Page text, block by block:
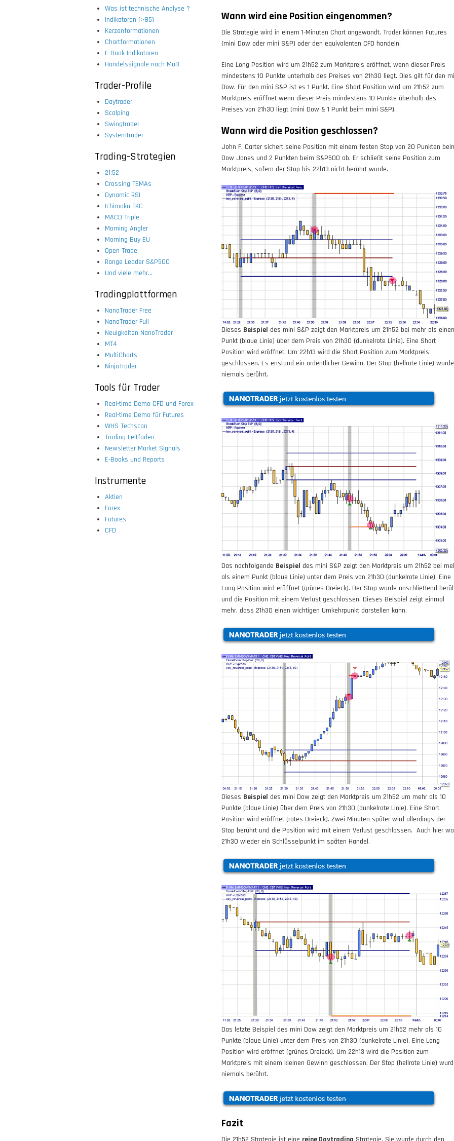
Was ist technische Analyse ?
Indikatoren (>85)
Kerzenformationen
Chartformationen
E-Book Indikatoren
Handelssignale nach Maß
Trader-Profile
Daytrader
Scalping
Swingtrader
Systemtrader
Trading-Strategien
21:52
Crossing TEMAs
Dynamic RSI
Ichimoku TKC
MACD Triple
Morning Angler
Morning Buy EU
Open Trade
Range Leader S&P500
Und viele mehr...
Tradingplattformen
NanoTrader Free
NanoTrader Full
Neuigkeiten NanoTrader
MT4
MultiCharts
NinjaTrader
Tools für Trader
Real-time Demo CFD und Forex
Real-time Demo für Futures
WHS Techscan
Trading Leitfaden
Newsletter Market Signals
E-Books und Reports
Instrumente
Aktien
Forex
Futures
CFD
Wann wird eine Position eingenommen?
Die Strategie wird in einem 1-Minuten Chart angewandt. Trader können Futures
(mini Dow oder mini S&P) oder den equivalenten CFD handeln.
Eine Long Position wird um 21h52 zum Marktpreis eröffnet, wenn dieser Preis
mindestens 10 Punkte unterhalb des Preises von 21h30 liegt. Dies gilt für den
Dow. Für den mini S&P ist es 1 Punkt. Eine Short Position wird um 21h52 zum
Marktpreis eröffnet wenn dieser Preis mindestens 10 Punkte überhalb des
Preises von 21h30 liegt (mini Dow & 1 Punkt beim mini S&P).
Wann wird die Position geschlossen?
John F. Carter sichert seine Position mit einem festen Stop von 20 Punkten
Dow Jones und 2 Punkten beim S&P500 ab. Er schließt seine Position zum
Marktpreis, sofern der Stop bis 22h13 nicht berührt wurde.
Dieses Beispiel des mini S&P zeigt den Marktpreis um 21h52 bei mehr als
Punkt (blaue Linie) über dem Preis von 21h30 (dunkelrote Linie). Eine Short
Position wird eröffnet. Um 22h13 wird die Short Position zum Marktpreis
geschlossen. Es enstand ein ordentlicher Gewinn. Der Stop (hellrote Linie) wurde
niemals berührt.
Das nachfolgende Beispiel des mini S&P zeigt den Marktpreis um 21h52 bei
als einem Punkt (blaue Linie) unter dem Preis von 21h30 (dunkelrote Linie). Eine
Long Position wird eröffnet (grünes Dreieck). Der Stop wurde anschließend
und die Position mit einem Verlust geschlossen. Dieses Beispiel zeigt einmal
mehr, dass 21h30 einen wichtigen Umkehrpunkt darstellen kann.
Dieses Beispiel des mini Dow zeigt den Marktpreis um 21h52 um mehr als 10
Punkte (blaue Linie) über dem Preis von 21h30 (dunkelrote Linie). Eine Short
Position wird eröffnet (rotes Dreieck). Zwei Minuten später wird allerdings der
Stop berührt und die Position wird mit einem Verlust geschlossen. Auch hier
21h30 wieder ein Schlüsselpunkt im späten Handel.
Das letzte Beispiel des mini Dow zeigt den Marktpreis um 21h52 mehr als 10
Punkte (blaue Linie) unter dem Preis von 21h30 (dunkelrote Linie). Eine Long
Position wird eröffnet (grünes Dreieck). Um 22h13 wird die Position zum
Marktpreis mit einem kleinen Gewinn geschlossen. Der Stop (hellrote Linie)
niemals berührt.
Fazit